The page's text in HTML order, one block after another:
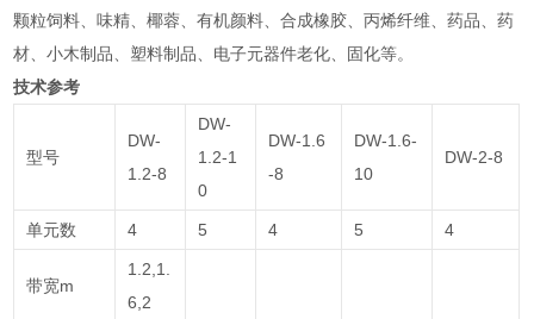
颗粒饲料、味精、椰蓉、有机颜料、合成橡胶、丙烯纤维、药品、药
材、小木制品、塑料制品、电子元器件老化、固化等。
技术参考
型号
DW-
1.2-8
DW-
1.2-1
0
DW-1.6
-8
DW-1.6-
10
DW-2-8
单元数 4 5 4 5 4
带宽m
1.2,1.
6,2